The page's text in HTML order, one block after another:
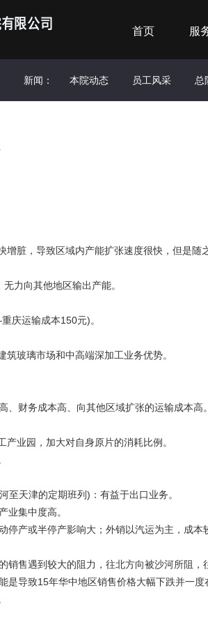
首页 服
新闻： 本院动态 员工风采 总
脏，导致区域内产能扩张速度很快，但是随
力向其他地区输出产能。
运输成本150元)。
玻璃市场和中高端深加工业务优势。
财务成本高、向其他区域扩张的运输成本高。
业园，加大对自身原片的消耗比例。
天津的定期班列)：有益于出口业务。
集中度高。
产或半停产影响大；外销以汽运为主，成本
售遇到较大的阻力，往北方向被沙河所阻，
导致15年华中地区销售价格大幅下跌并一度